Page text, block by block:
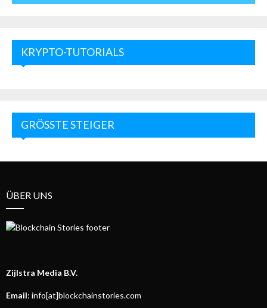
KRYPTO-TUTORIALS
GRÖSSTE STEIGER
ÜBER UNS
Zijlstra Media B.V.
Email: info[at]blockchainstories.com